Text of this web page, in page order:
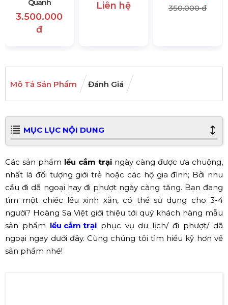
Quanh
3.500.000
Liên hệ 350.000 đ
Mô Tả Sản Phẩm Đánh Giá
Các sản phẩm lều cắm trại
ngày càng được ưa chuộng,
nhất là đối tượng giới trẻ hoặc các hộ gia đình; Bởi nhu
cầu đi dã ngoại hay đi phượt ngày càng tăng. Bạn đang
tìm một chiếc lều xinh xắn, có thể sử dụng cho 3-4
người? Hoàng Sa Việt giới thiệu tới quý khách hàng mẫu
sản phẩm
lều cắm trại
phục vụ du lịch/ đi phượt/ dã
ngoại ngay dưới đây. Cùng chúng tôi tìm hiểu kỹ hơn về